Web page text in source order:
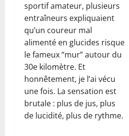
sportif amateur, plusieurs
entraîneurs expliquaient
qu’un coureur mal
alimenté en glucides risque
le fameux “mur” autour du
30e kilomètre. Et
honnêtement, je l’ai vécu
une fois. La sensation est
brutale : plus de jus, plus
de lucidité, plus de rythme.